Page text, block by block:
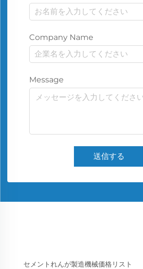
Company Name
Message
送信する
セメントれんが製造機械価格リスト